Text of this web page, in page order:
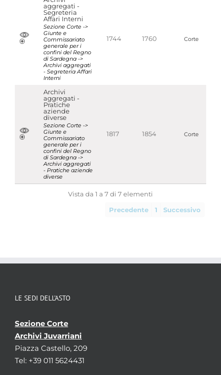
aggregati -
Segreteria
Affari Interni
Sezione Corte ->
Giunte e
Commissariato
generale per i
confini del Regno
di Sardegna ->
Archivi aggregati
- Segreteria Affari
Interni
1744 1760 Corte
Archivi
aggregati -
Pratiche
aziende
diverse
Sezione Corte ->
Giunte e
Commissariato
generale per i
confini del Regno
di Sardegna ->
Archivi aggregati
- Pratiche aziende
diverse
1817 1854 Corte
Vista da 1 a 7 di 7 elementi
Precedente 1 Successivo
LE SEDI DELL’ASTO
Sezione Corte
Archivi Juvarriani
Piazza Castello, 209
Tel: +39 011 5624431